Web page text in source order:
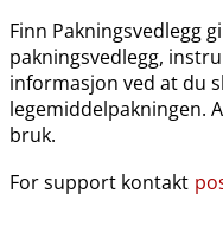
Finn Pakningsvedlegg
pakningsvedlegg,
informasjon ved at du
legemiddelpakningen.
bruk.
For support kontakt